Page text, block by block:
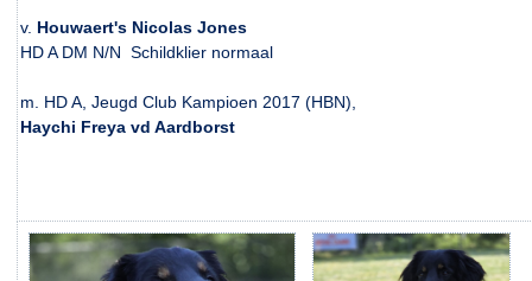
v. Houwaert's Nicolas Jones
HD A DM N/N Schildklier normaal
m. HD A, Jeugd Club Kampioen 2017 (HBN),
Haychi Freya vd Aardborst